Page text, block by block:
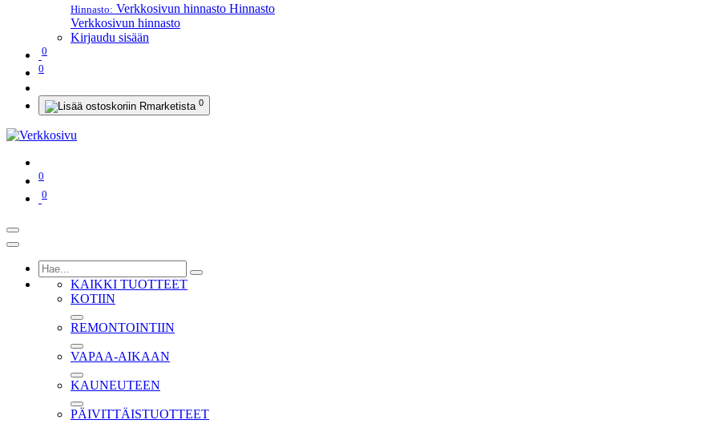
Hinnasto: Verkkosivun hinnasto Hinnasto
Verkkosivun hinnasto
Kirjaudu sisään
0
0
0
0
0
KAIKKI TUOTTEET
KOTIIN
REMONTOINTIIN
VAPAA-AIKAAN
KAUNEUTEEN
PÄIVITTÄISTUOTTEET